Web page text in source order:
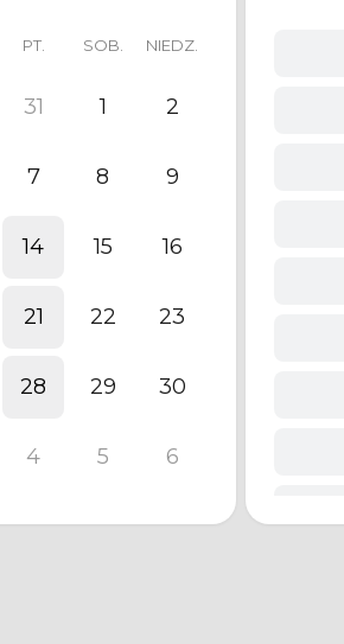
PT. SOB. NIEDZ.
31 1 2
7 8 9
14 15 16
21 22 23
28 29 30
4 5 6